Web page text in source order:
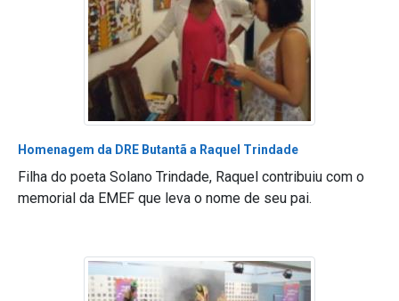
Homenagem da DRE Butantã a Raquel Trindade
Filha do poeta Solano Trindade, Raquel contribuiu com o
memorial da EMEF que leva o nome de seu pai.